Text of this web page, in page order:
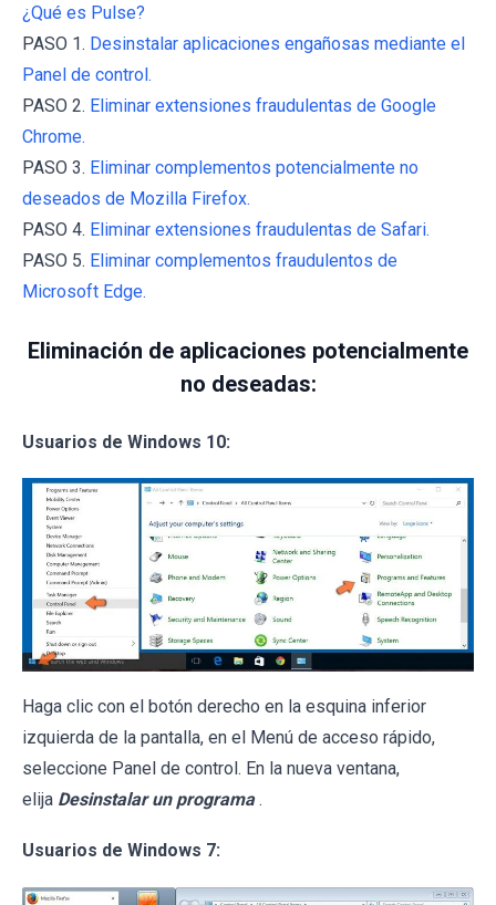
¿Qué es Pulse?
PASO 1. Desinstalar aplicaciones engañosas mediante el
Panel de control.
PASO 2. Eliminar extensiones fraudulentas de Google
Chrome.
PASO 3. Eliminar complementos potencialmente no
deseados de Mozilla Firefox.
PASO 4. Eliminar extensiones fraudulentas de Safari.
PASO 5. Eliminar complementos fraudulentos de
Microsoft Edge.
Eliminación de aplicaciones potencialmente
no deseadas:
Usuarios de Windows 10:
Haga clic con el botón derecho en la esquina inferior
izquierda de la pantalla, en el Menú de acceso rápido,
seleccione Panel de control. En la nueva ventana,
elija Desinstalar un programa .
Usuarios de Windows 7: